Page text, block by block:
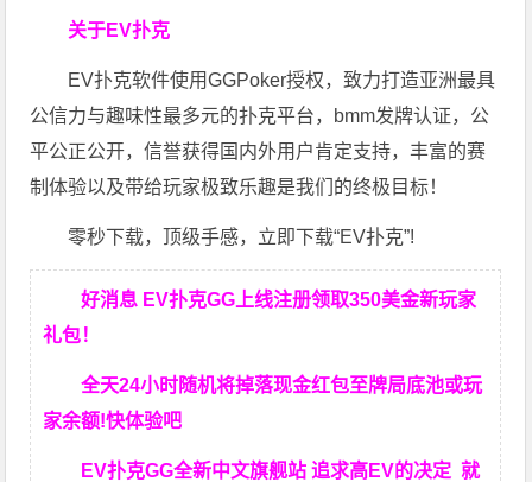
关于EV扑克
EV扑克软件使用GGPoker授权，致力打造亚洲最具
公信力与趣味性最多元的扑克平台，bmm发牌认证，公
平公正公开，信誉获得国内外用户肯定支持，丰富的赛
制体验以及带给玩家极致乐趣是我们的终极目标！
零秒下载，顶级手感，立即下载“EV扑克”!
好消息 EV扑克GG上线注册领取350美金新玩家
礼包！
全天24小时随机将掉落现金红包至牌局底池或玩
家余额!快体验吧
EV扑克GG全新中文旗舰站 追求高EV的决定就